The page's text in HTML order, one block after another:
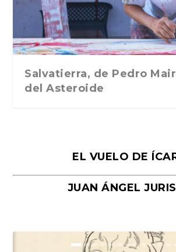
Salvatierra, de Pedro
del Asteroide
EL VUELO DE
JUAN ÁNGEL